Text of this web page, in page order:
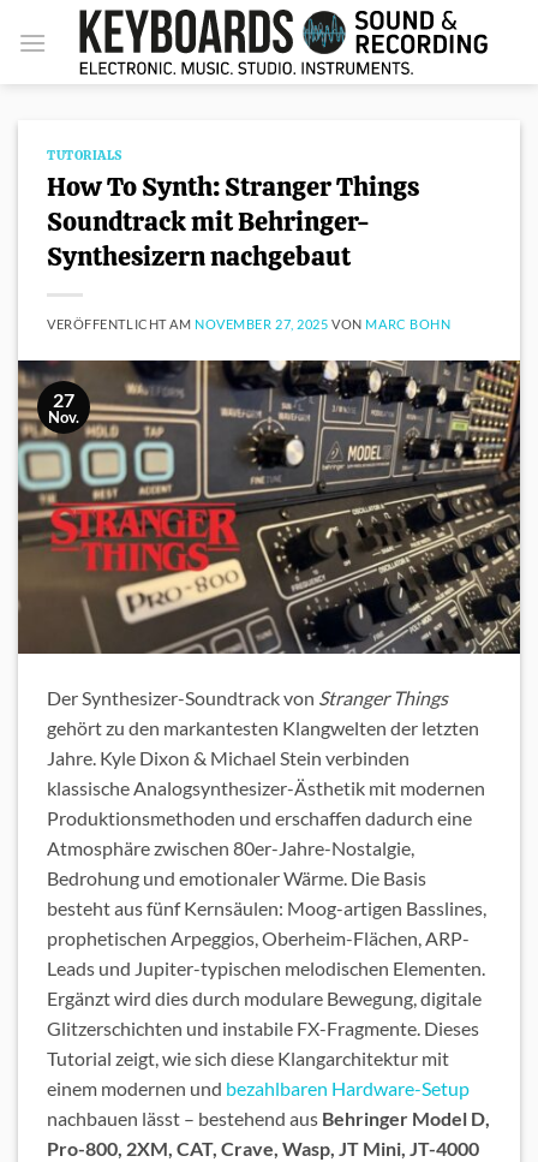
Inhalt
TUTORIALS
How To Synth: Stranger Things
Soundtrack mit Behringer-
Synthesizern nachgebaut
VERÖFFENTLICHT AM NOVEMBER 27, 2025 VON MARC BOHN
27
Nov.
Der Synthesizer-Soundtrack von Stranger Things
gehört zu den markantesten Klangwelten der letzten
Jahre. Kyle Dixon & Michael Stein verbinden
klassische Analogsynthesizer-Ästhetik mit modernen
Produktionsmethoden und erschaffen dadurch eine
Atmosphäre zwischen 80er-Jahre-Nostalgie,
Bedrohung und emotionaler Wärme. Die Basis
besteht aus fünf Kernsäulen: Moog-artigen Basslines,
prophetischen Arpeggios, Oberheim-Flächen, ARP-
Leads und Jupiter-typischen melodischen Elementen.
Ergänzt wird dies durch modulare Bewegung, digitale
Glitzerschichten und instabile FX-Fragmente. Dieses
Tutorial zeigt, wie sich diese Klangarchitektur mit
einem modernen und bezahlbaren Hardware-Setup
nachbauen lässt – bestehend aus Behringer Model D,
Pro-800, 2XM, CAT, Crave, Wasp, JT Mini, JT-4000